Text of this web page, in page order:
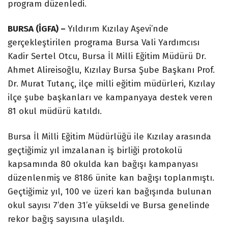
program düzenledi.
BURSA (İGFA) – Yıldırım Kızılay Aşevi’nde
gerçekleştirilen programa Bursa Vali Yardımcısı
Kadir Sertel Otcu, Bursa İl Milli Eğitim Müdürü Dr.
Ahmet Alireisoğlu, Kızılay Bursa Şube Başkanı Prof.
Dr. Murat Tutanç, ilçe milli eğitim müdürleri, Kızılay
ilçe şube başkanları ve kampanyaya destek veren
81 okul müdürü katıldı.
Bursa İl Milli Eğitim Müdürlüğü ile Kızılay arasında
geçtiğimiz yıl imzalanan iş birliği protokolü
kapsamında 80 okulda kan bağışı kampanyası
düzenlenmiş ve 8186 ünite kan bağışı toplanmıştı.
Geçtiğimiz yıl, 100 ve üzeri kan bağışında bulunan
okul sayısı 7’den 31’e yükseldi ve Bursa genelinde
rekor bağış sayısına ulaşıldı.